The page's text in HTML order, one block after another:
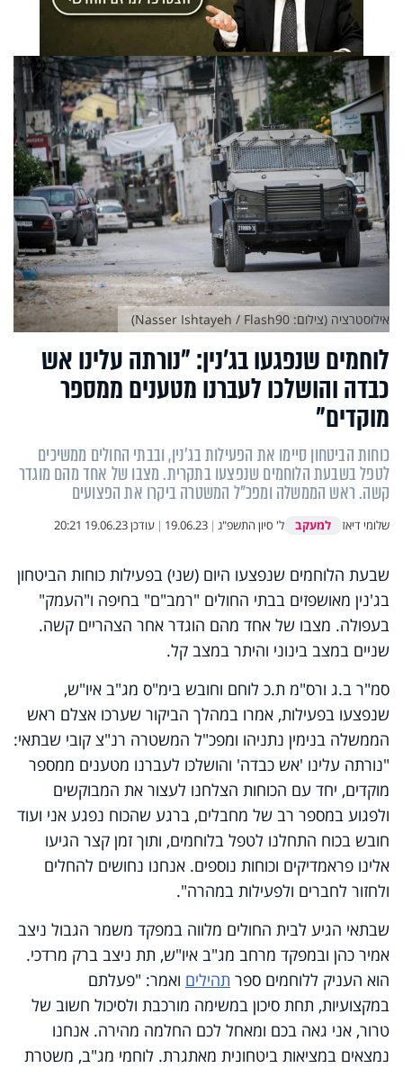
לוחמים שנפגעו בג'נין: "נורתה עלינו אש
כבדה והושלכו לעברנו מטענים ממספר
מוקדים"
כוחות הביטחון סיימו את הפעילות בג'נין, ובבתי החולים ממשיכים
לטפל בשבעת הלוחמים שנפצעו בתקרית. מצבו של אחד מהם מוגדר
קשה. ראש הממשלה ומפכ"ל המשטרה ביקרו את הפצועים
שלומי דיאז למעקב ל' סיון התשפ"ג |
19.06.23
| עודכן19.06.23 20:21
אילוסטרציה (צילום: Nasser Ishtayeh / Flash90)
שבעת הלוחמים שנפצעו היום (שני) בפעילות כוחות הביטחון
בג'נין מאושפזים בבתי החולים "רמב"ם" בחיפה ו"העמק"
בעפולה. מצבו של אחד מהם הוגדר אחר הצהריים קשה.
שניים במצב בינוני והיתר במצב קל.
סמ"ר ב.ג ורס"מ ת.כ לוחם וחובש בימ"ס מג"ב איו"ש,
שנפצעו בפעילות, אמרו במהלך הביקור שערכו אצלם ראש
הממשלה בנימין נתניהו ומפכ"ל המשטרה רנ"צ קובי שבתאי:
"נורתה עלינו 'אש כבדה' והושלכו לעברנו מטענים ממספר
מוקדים, יחד עם הכוחות הצלחנו לעצור את המבוקשים
ולפגוע במספר רב של מחבלים, ברגע שהכוח נפגע אני ועוד
חובש בכוח התחלנו לטפל בלוחמים, ותוך זמן קצר הגיעו
אלינו פראמדיקים וכוחות נוספים. אנחנו נחושים להחלים
ולחזור לחברים ולפעילות במהרה".
שבתאי הגיע לבית החולים מלווה במפקד משמר הגבול ניצב
אמיר כהן ובמפקד מרחב מג"ב איו"ש, תת ניצב ברק מרדכי.
הוא העניק ללוחמים ספר תהילים ואמר: "פעלתם
במקצועיות, תחת סיכון במשימה מורכבת ולסיכול חשוב של
טרור, אני גאה בכם ומאחל לכם החלמה מהירה. אנחנו
נמצאים במציאות ביטחונית מאתגרת. לוחמי מג"ב, משטרת